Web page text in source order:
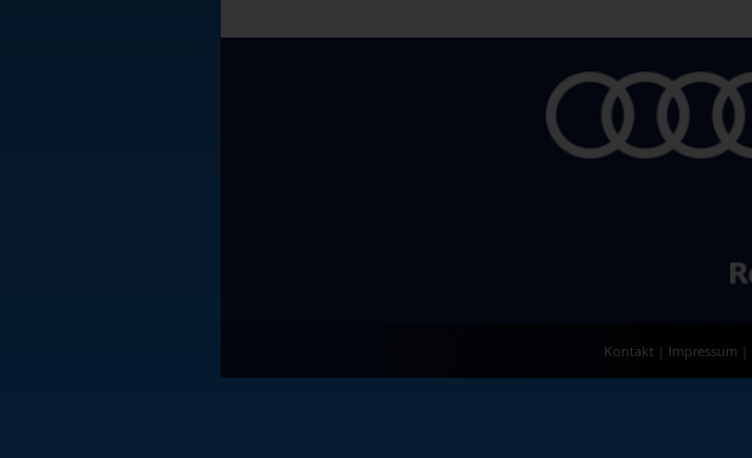
Kontakt Impressum